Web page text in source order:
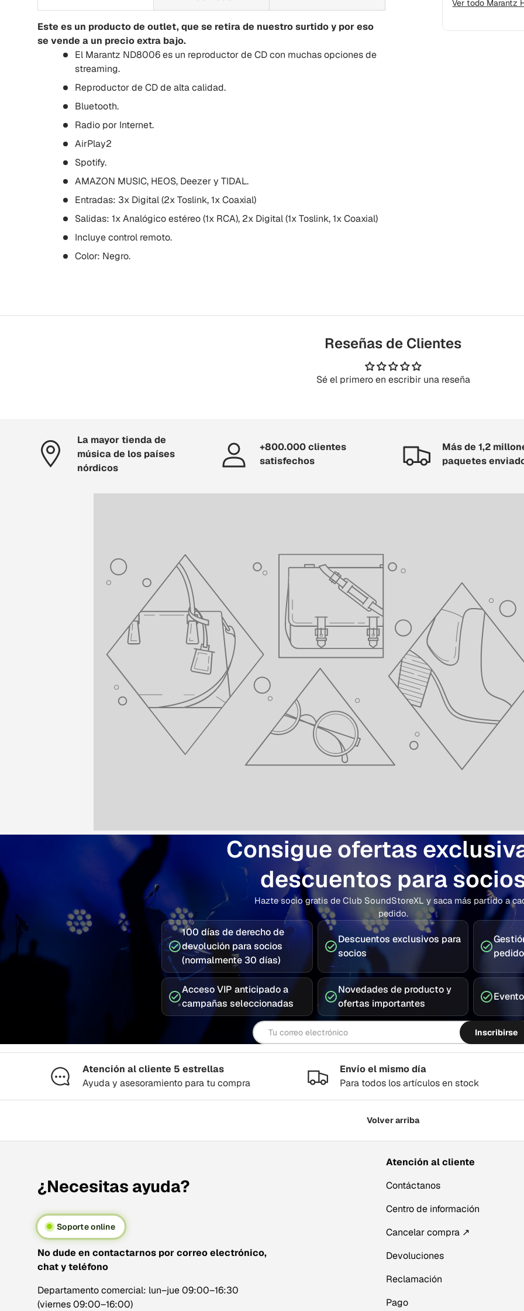
Ver todo Marantz
Este es un producto de outlet, que se retira de nuestro surtido y por eso
se vende a un precio extra bajo.
El Marantz ND8006 es un reproductor de CD con muchas opciones de
streaming.
Reproductor de CD de alta calidad.
Bluetooth.
Radio por Internet.
AirPlay2
Spotify.
AMAZON MUSIC, HEOS, Deezer y TIDAL.
Entradas: 3x Digital (2x Toslink, 1x Coaxial)
Salidas: 1x Analógico estéreo (1x RCA), 2x Digital (1x Toslink, 1x Coaxial)
Incluye control remoto.
Color: Negro.
Reseñas de Clientes
Sé el primero en escribir una reseña
La mayor tienda de
música de los países
nórdicos
+800.000 clientes
satisfechos
Más de 1,2
paquetes
Consigue ofertas
descuentos para
Hazte socio gratis de Club SoundStoreXL y saca más partido a
pedido.
100 días de derecho de
devolución para socios
(normalmente 30 días)
Descuentos exclusivos para
socios
Acceso VIP anticipado a
campañas seleccionadas
Novedades de producto y
ofertas importantes
Correo electrónico
Inscribirse
Atención al cliente 5 estrellas
Ayuda y asesoramiento para tu compra
Envío el mismo día
Para todos los artículos en stock
Volver arriba
¿Necesitas ayuda?
Soporte online
No dude en contactarnos por correo electrónico,
chat y teléfono
Departamento comercial: lun–jue 09:00–16:30
(viernes 09:00–16:00)
Atención al cliente
Contáctanos
Centro de información
Cancelar compra ↗
Devoluciones
Reclamación
Pago